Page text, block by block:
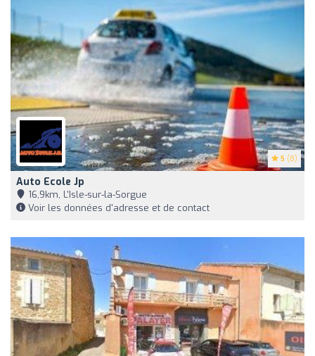
5 (8)
Auto Ecole Jp
16,9km, L'Isle-sur-la-Sorgue
Voir les données d'adresse et de contact